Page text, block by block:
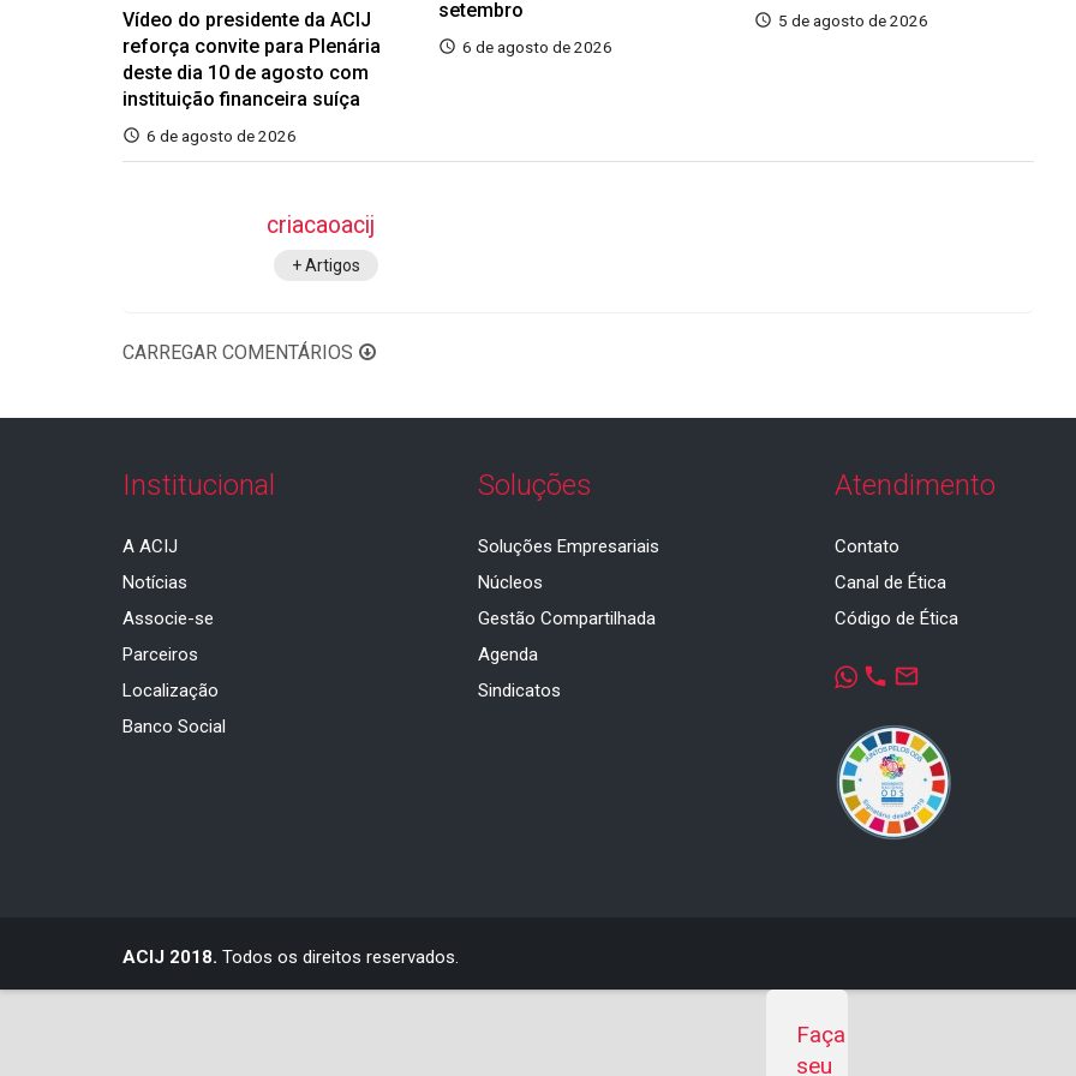
Vídeo do presidente da ACIJ
reforça convite para Plenária
deste dia 10 de agosto com
instituição financeira suíça
6 de agosto de 2026
setembro
6 de agosto de 2026
5 de agosto de 2026
criacaoacij
+ Artigos
CARREGAR COMENTÁRIOS
Institucional
A ACIJ
Notícias
Associe-se
Parceiros
Localização
Banco Social
Soluções
Soluções Empresariais
Núcleos
Gestão Compartilhada
Agenda
Sindicatos
Atendimento
Contato
Canal de Ética
Código de Ética
phone mail_outline
ACIJ 2018. Todos os direitos reservados.
Faça
seu